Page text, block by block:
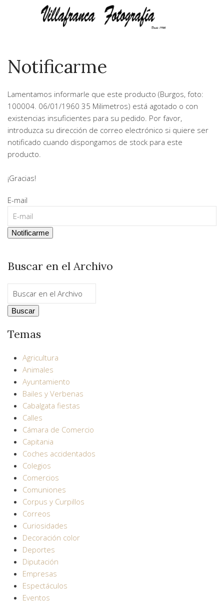
Notificarme
Lamentamos informarle que este producto (Burgos, foto:
100004. 06/01/1960 35 Milimetros) está agotado o con
existencias insuficientes para su pedido. Por favor,
introduzca su dirección de correo electrónico si quiere ser
notificado cuando dispongamos de stock para este
producto.
¡Gracias!
E-mail
Buscar en el Archivo
Temas
Agricultura
Animales
Ayuntamiento
Bailes y Verbenas
Cabalgata fiestas
Calles
Cámara de Comercio
Capitania
Coches accidentados
Colegios
Comercios
Comuniones
Corpus y Curpillos
Correos
Curiosidades
Decoración color
Deportes
Diputación
Empresas
Espectáculos
Eventos